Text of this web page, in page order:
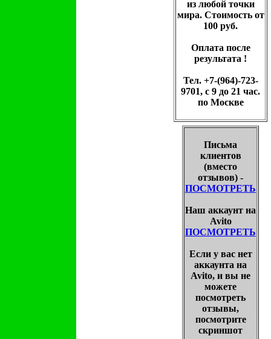
из любой точки
мира. Стоимость от
100 руб.
Оплата после
результата !
Тел. +7-(964)-723-
9701, с 9 до 21 час.
по Москве
Письма
клиентов
(вместо
отзывов) -
ПОСМОТРЕТЬ
Наш аккаунт на
Avito
ПОСМОТРЕТЬ
Если у вас нет
аккаунта на
Avito, и вы не
можете
посмотреть
отзывы,
посмотрите
скриншот